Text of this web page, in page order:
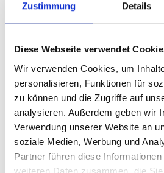
Zustimmung Details
Diese Webseite verwendet
Wir verwenden Cookies, um
personalisieren, Funktionen für
zu können und die Zugriffe auf
analysieren. Außerdem geben wir
Verwendung unserer Website an
soziale Medien, Werbung und
Partner führen diese
weiteren Daten zusammen, die
Ziegenohren
PRODUKTINFO ZUSAMMENSETZUNG
FÜTTERUNGSEMPFEHLUNG
Nicht so groß, aber großartig im
sind vor allem für sensible Hunde
HÄRTEGRAD: